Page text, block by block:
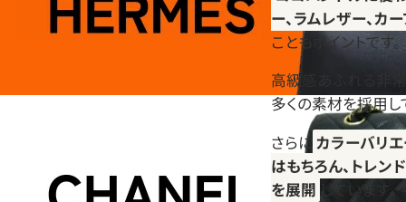
ー、ラムレザー、カ
こともポイントです。
高級感あふれる非
多くの素材を採用し
さらに カラーバリ
はもちろん、トレン
を展開 しています。